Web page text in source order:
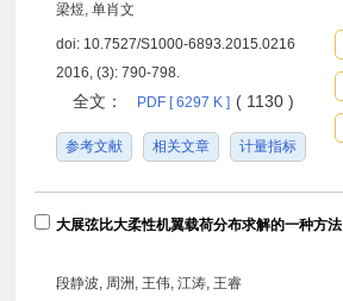
梁煜, 单肖文
doi: 10.7527/S1000-6893.2015.0216
2016, (3): 790-798.
全文： PDF [ 6297 K ] ( 1130 )
参考文献 相关文章 计量指标
大展弦比大柔性机翼载荷分布求解的一种方法
段静波, 周洲, 王伟, 江涛, 王睿